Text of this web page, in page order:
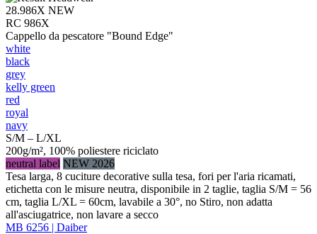
28.986X NEW
RC 986X
Cappello da pescatore "Bound Edge"
white
black
grey
kelly green
red
royal
navy
S/M – L/XL
200g/m², 100% poliestere riciclato
neutral label NEW 2026
Tesa larga, 8 cuciture decorative sulla tesa, fori per l'aria ricamati,
etichetta con le misure neutra, disponibile in 2 taglie, taglia S/M = 56
cm, taglia L/XL = 60cm, lavabile a 30°, no Stiro, non adatta
all'asciugatrice, non lavare a secco
MB 6256 | Daiber